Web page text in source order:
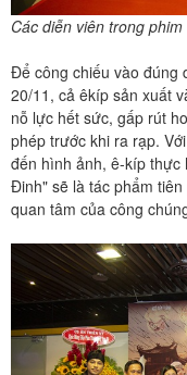
Các diễn viên trong phim
Để công chiếu vào đúng
20/11, cả êkíp sản xuất
nỗ lực hết sức, gấp rút
phép trước khi ra rạp.
đến hình ảnh, ê-kíp thực
Đinh" sẽ là tác phẩm
quan tâm của công